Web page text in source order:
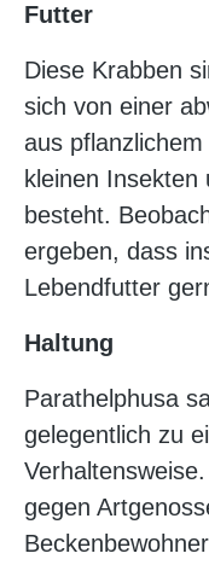
Futter
Diese Krabben
sich von einer
aus
kleinen Insekten
besteht.
ergeben, dass
Lebendfutter
Haltung
Parathelphusa
gelegentlich zu
gegen